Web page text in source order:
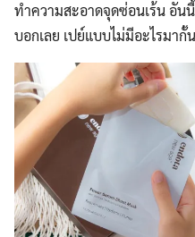
ทำความสะอาดจุดซ่อนเร้น อัน
บอกเลย เปย์แบบไม่มีอะไรมากั้